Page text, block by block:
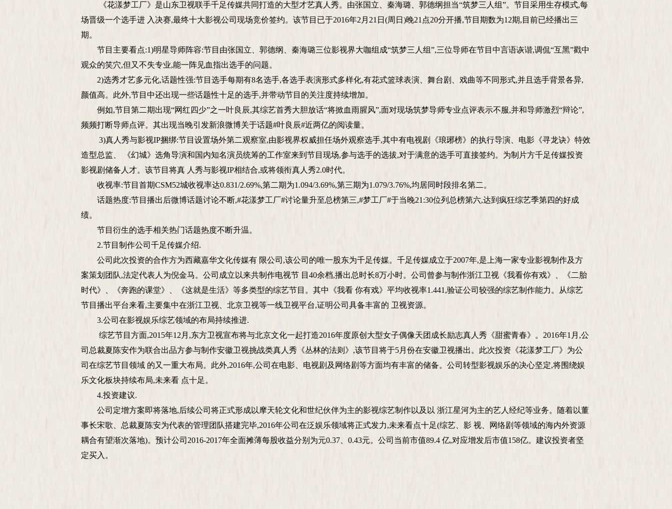
《花漾梦工厂》是山东卫视联手千足传媒共同打造的大型才艺真人秀。由张国立、秦海璐、郭德纲担当“筑梦三人组”。节目采用生存模式,每
场晋级一个选手进 入决赛,最终十大影视公司现场竞价签约。该节目已于2016年2月21日(周日)晚21点20分开播,节目期数为12期,目前已经播出三
期。
节目主要看点:1)明星导师阵容:节目由张国立、郭德纲、秦海璐三位影视界大咖组成“筑梦三人组”,三位导师在节目中言语诙谐,调侃“互黑”戳中
观众的笑穴,但又不失专业,能一阵见血指出选手的问题。
2)选秀才艺多元化,话题性强:节目选手每期有8名选手,各选手表演形式多样化,有花式篮球表演、舞台剧、戏曲等不同形式,并且选手背景各异,
颜值高。此外,节目中还出现一些话题性十足的选手,并带动节目的关注度持续增加。
例如,节目第二期出现“网红四少”之一叶良辰,其综艺首秀大胆放话“将掀血雨腥风”,面对现场筑梦导师专业点评表示不服,并和导师激烈“辩论”,
频频打断导师点评。其出现当晚引发新浪微博关于话题#叶良辰#近两亿的阅读量。
3)真人秀与影视IP捆绑:节目设置场外第二观察室,由影视界权威担任场外观察选手,其中有电视剧《琅琊榜》的执行导演、电影《寻龙诀》特效
造型总监、 《幻城》选角导演和国内知名演员统筹的工作室来到节目现场,参与选手的选拔,对于满意的选手可直接签约。为制片方千足传媒投资
影视剧储备人才。该节目将真 人秀与影视IP相结合,或将领衔真人秀2.0时代。
收视率:节目首期CSM52城收视率达0.831/2.69%,第二期为1.094/3.69%,第三期为1.079/3.76%,均居同时段排名第二。
话题热度:节目播出后微博话题讨论不断,#花漾梦工厂#讨论量升至总榜第三,#梦工厂#于当晚21:30位列总榜第六,达到疯狂综艺季第四的好成
绩。
节目衍生的选手相关热门话题热度不断升温。
2.节目制作公司千足传媒介绍.
公司此次投资的合作方为西藏嘉华文化传媒有 限公司,该公司的唯一股东为千足传媒。千足传媒成立于2007年,是上海一家专业影视制作及方
案策划团队,法定代表人为倪金马。公司成立以来共制作电视节 目40余档,播出总时长8万小时。公司曾参与制作浙江卫视《我看你有戏》、《二胎
时代》、《奔跑的课堂》、《这就是生活》等多类型的综艺节目。其中《我看 你有戏》平均收视率1.441,验证公司较强的综艺制作能力。从综艺
节目播出平台来看,主要集中在浙江卫视、北京卫视等一线卫视平台,证明公司具备丰富的 卫视资源。
3.公司在影视娱乐综艺领域的布局持续推进.
综艺节目方面,2015年12月,东方卫视宣布将与北京文化一起打造2016年度原创大型女子偶像天团成长励志真人秀《甜蜜青春》。2016年1月,公
司总裁夏陈安作为联合出品方参与制作安徽卫视挑战类真人秀《丛林的法则》,该节目将于5月份在安徽卫视播出。此次投资《花漾梦工厂》为公
司在综艺节目领域 的又一重大布局。此外,2016年,公司在电影、电视剧及网络剧等方面均有丰富的储备。公司转型影视娱乐的决心坚定,将围绕娱
乐文化板块持续布局,未来看 点十足。
4.投资建议.
公司定增方案即将落地,后续公司将正式形成以摩天轮文化和世纪伙伴为主的影视综艺制作以及以 浙江星河为主的艺人经纪等业务。随着以董
事长宋歌、总裁夏陈安为代表的管理团队搭建完毕,2016年公司在泛娱乐领域将正式发力,未来看点十足(综艺、影 视、网络剧等领域的海内外资源
耦合有望渐次落地)。预计公司2016-2017年全面摊薄每股收益分别为元0.37、0.43元。公司当前市值89.4 亿,对应增发后市值158亿。建议投资者坚
定买入。